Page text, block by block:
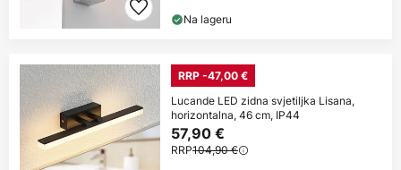
Na lageru
RRP -47,00 €
Lucande LED zidna svjetiljka Lisana,
horizontalna, 46 cm, IP44
57,90 €
RRP104,90 €